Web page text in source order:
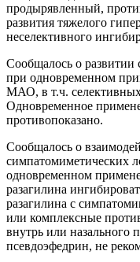
продырявленный,
развития тяжелого
неселективного
Сообщалось о развитии
при одновременном
МАО, в т.ч.
Одновременное
противопоказано.
Сообщалось о
симпатомиметических
одновременном
разагилина
разагилина с
или комплексные
внутрь или назального
псевдоэфедрин, не